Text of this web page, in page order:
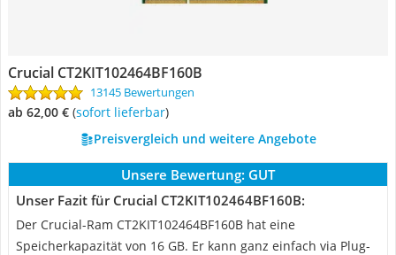
Crucial CT2KIT102464BF160B
13145 Bewertungen
ab 62,00 € ( Sofort lieferbar)
Preisvergleich und weitere Angebote
Unsere Bewertung: GUT
Unser Fazit für Crucial CT2KIT102464BF160B:
Der Crucial-Ram CT2KIT102464BF160B hat eine
Speicherkapazität von 16 GB. Er kann ganz einfach via Plug-